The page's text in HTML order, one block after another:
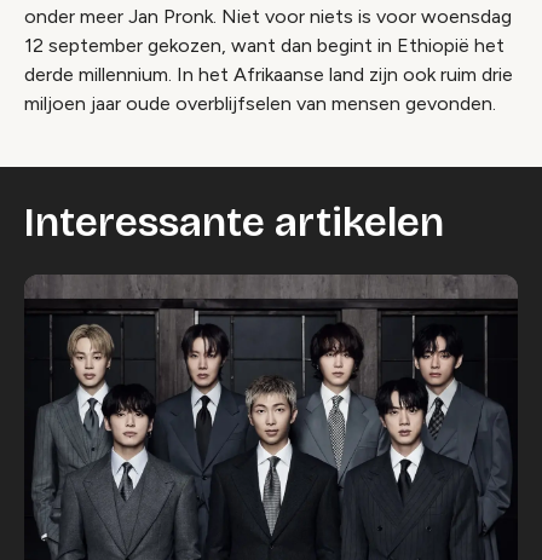
onder meer Jan Pronk. Niet voor niets is voor woensdag
12 september gekozen, want dan begint in Ethiopië het
derde millennium. In het Afrikaanse land zijn ook ruim drie
miljoen jaar oude overblijfselen van mensen gevonden.
Interessante artikelen